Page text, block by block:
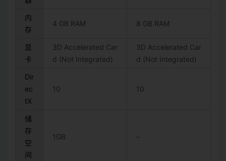
内
存
4 GB RAM 8 GB RAM
显
卡
3D Accelerated Car
d (Not Integrated)
3D Accelerated Car
d (Not Integrated)
Dir
ec
tX
10 10
储
存
空
间
1GB –